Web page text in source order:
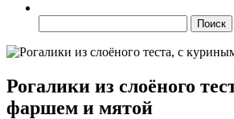
Рогалики из слоёного
фаршем и мятой